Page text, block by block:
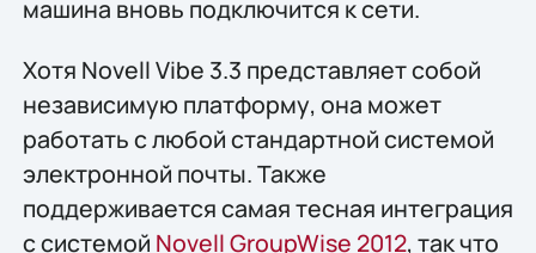
машина вновь подключится к сети.
Хотя Novell Vibe 3.3 представляет собой
независимую платформу, она может
работать с любой стандартной системой
электронной почты. Также
поддерживается самая тесная интеграция
с системой Novell GroupWise 2012, так что